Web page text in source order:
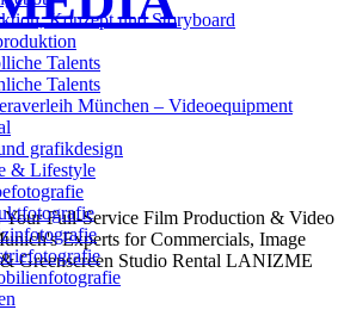
Kon­zept und Storyboard
Talents
Talents
München – Videoequipment
grafikdesign
& Lifestyle
Full-Service Film Production & Video
Experts for Commercials, Image
Greenscreen Studio Rental LANIZME